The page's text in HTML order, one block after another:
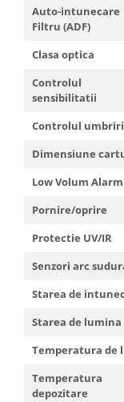
Auto-intunecare
Filtru (ADF)
Clasa optica
Controlul
sensibilitatii
Controlul
Dimensiune
Low Volum Alarm
Pornire/oprire
Protectie UV/IR
Senzori arc
Starea de
Starea de lumina
Temperatura de
Temperatura
depozitare